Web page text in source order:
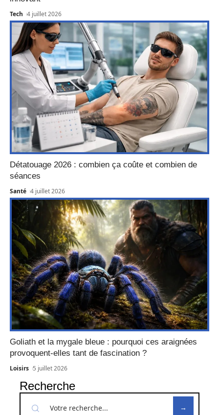
Tech 4 juillet 2026
Détatouage 2026 : combien ça coûte et combien de
séances
Santé 4 juillet 2026
Goliath et la mygale bleue : pourquoi ces araignées
provoquent-elles tant de fascination ?
Loisirs 5 juillet 2026
Recherche